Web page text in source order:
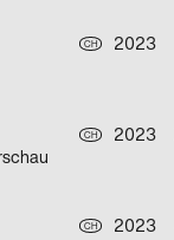
CH
2023
CH
2023
CH
2023